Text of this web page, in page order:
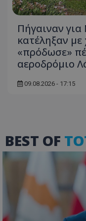
Πήγαιναν
κατέληξαν με
«πρόδωσε»
αεροδρόμιο
09.08.2026 - 17:15
BEST OF